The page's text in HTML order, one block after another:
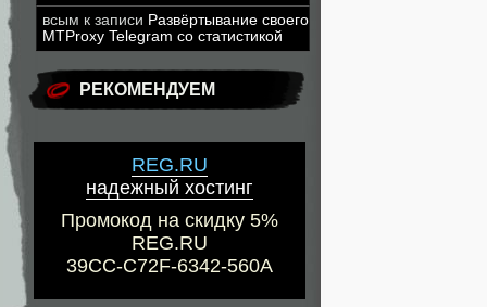
всым к записи Развёртывание своего
MTProxy Telegram со статистикой
РЕКОМЕНДУЕМ
REG.RU
надежный хостинг
Промокод на скидку 5%
REG.RU
39CC-C72F-6342-560A